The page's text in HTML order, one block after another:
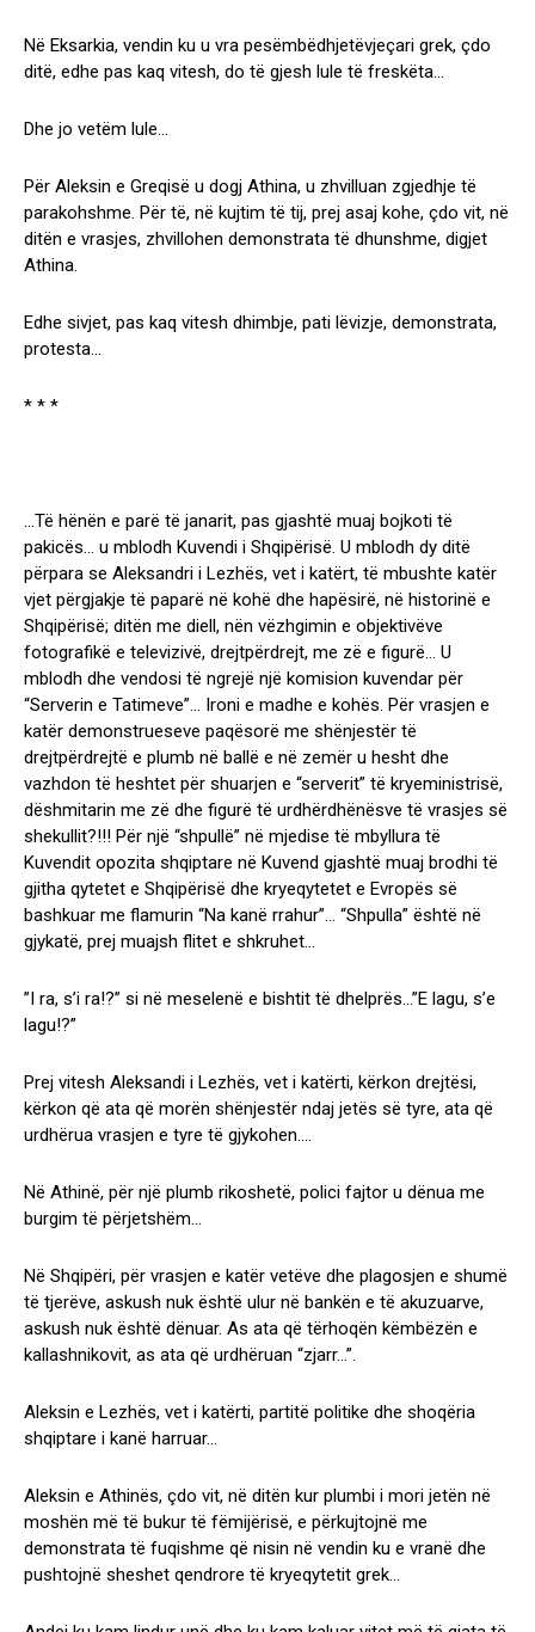
Në Eksarkia, vendin ku u vra pesëmbëdhjetëvjeçari grek, çdo
ditë, edhe pas kaq vitesh, do të gjesh lule të freskëta…
Dhe jo vetëm lule…
Për Aleksin e Greqisë u dogj Athina, u zhvilluan zgjedhje të
parakohshme. Për të, në kujtim të tij, prej asaj kohe, çdo vit, në
ditën e vrasjes, zhvillohen demonstrata të dhunshme, digjet
Athina.
Edhe sivjet, pas kaq vitesh dhimbje, pati lëvizje, demonstrata,
protesta…
* * *
…Të hënën e parë të janarit, pas gjashtë muaj bojkoti të
pakicës… u mblodh Kuvendi i Shqipërisë. U mblodh dy ditë
përpara se Aleksandri i Lezhës, vet i katërt, të mbushte katër
vjet përgjakje të paparë në kohë dhe hapësirë, në historinë e
Shqipërisë; ditën me diell, nën vëzhgimin e objektivëve
fotografikë e televizivë, drejtpërdrejt, me zë e figurë… U
mblodh dhe vendosi të ngrejë një komision kuvendar për
“Serverin e Tatimeve”… Ironi e madhe e kohës. Për vrasjen e
katër demonstrueseve paqësorë me shënjestër të
drejtpërdrejtë e plumb në ballë e në zemër u hesht dhe
vazhdon të heshtet për shuarjen e “serverit” të kryeministrisë,
dëshmitarin me zë dhe figurë të urdhërdhënësve të vrasjes së
shekullit?!!! Për një “shpullë” në mjedise të mbyllura të
Kuvendit opozita shqiptare në Kuvend gjashtë muaj brodhi të
gjitha qytetet e Shqipërisë dhe kryeqytetet e Evropës së
bashkuar me flamurin “Na kanë rrahur”… “Shpulla” është në
gjykatë, prej muajsh flitet e shkruhet…
”I ra, s’i ra!?” si në meselenë e bishtit të dhelprës…”E lagu, s’e
lagu!?”
Prej vitesh Aleksandi i Lezhës, vet i katërti, kërkon drejtësi,
kërkon që ata që morën shënjestër ndaj jetës së tyre, ata që
urdhërua vrasjen e tyre të gjykohen….
Në Athinë, për një plumb rikoshetë, polici fajtor u dënua me
burgim të përjetshëm…
Në Shqipëri, për vrasjen e katër vetëve dhe plagosjen e shumë
të tjerëve, askush nuk është ulur në bankën e të akuzuarve,
askush nuk është dënuar. As ata që tërhoqën këmbëzën e
kallashnikovit, as ata që urdhëruan “zjarr…”.
Aleksin e Lezhës, vet i katërti, partitë politike dhe shoqëria
shqiptare i kanë harruar…
Aleksin e Athinës, çdo vit, në ditën kur plumbi i mori jetën në
moshën më të bukur të fëmijërisë, e përkujtojnë me
demonstrata të fuqishme që nisin në vendin ku e vranë dhe
pushtojnë sheshet qendrore të kryeqytetit grek…